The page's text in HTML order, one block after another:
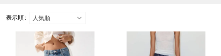
表示順 :